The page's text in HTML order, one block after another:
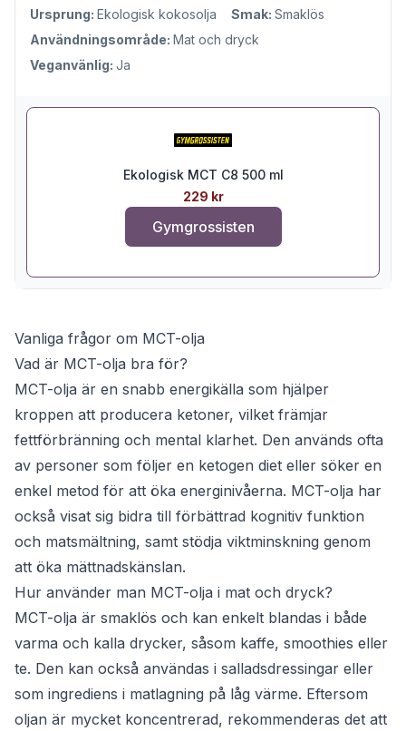
Ursprung: Ekologisk kokosolja Smak: Smaklös
Användningsområde: Mat och dryck
Veganvänlig: Ja
Ekologisk MCT C8 500 ml
229 kr
Gymgrossisten
Vanliga frågor om MCT-olja
Vad är MCT-olja bra för?
MCT-olja är en snabb energikälla som hjälper
kroppen att producera ketoner, vilket främjar
fettförbränning och mental klarhet. Den används ofta
av personer som följer en ketogen diet eller söker en
enkel metod för att öka energinivåerna. MCT-olja har
också visat sig bidra till förbättrad kognitiv funktion
och matsmältning, samt stödja viktminskning genom
att öka mättnadskänslan.
Hur använder man MCT-olja i mat och dryck?
MCT-olja är smaklös och kan enkelt blandas i både
varma och kalla drycker, såsom kaffe, smoothies eller
te. Den kan också användas i salladsdressingar eller
som ingrediens i matlagning på låg värme. Eftersom
oljan är mycket koncentrerad, rekommenderas det att